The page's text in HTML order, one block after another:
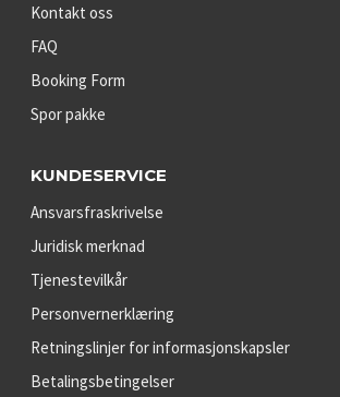
Kontakt oss
FAQ
Booking Form
Spor pakke
KUNDESERVICE
Ansvarsfraskrivelse
Juridisk merknad
Tjenestevilkår
Personvernerklæring
Retningslinjer for informasjonskapsler
Betalingsbetingelser